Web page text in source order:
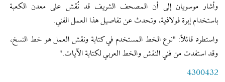
وأشار موسويان إلى أن المصحف الشريف قد نُقش على معدن الكعبة
باستخدام إبرة فولاذية، وتحدث عن تفاصيل هذا العمل الفني.
واستطرد قائلاً: "نوع الخط المستخدم في كتابة ونقش العمل هو خط النسخ،
وقد استفدت من فني النقش والخط العربي لكتابة الآيات."
4300432